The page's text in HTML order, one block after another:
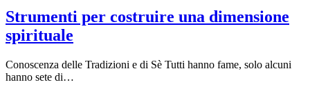
Strumenti per costruire una dimensione
spirituale
Conoscenza delle Tradizioni e di Sè Tutti hanno fame, solo alcuni
hanno sete di…